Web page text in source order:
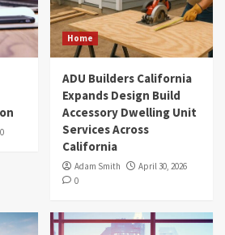
0
Home
ADU Builders California
Expands Design Build
Accessory Dwelling Unit
Services Across
California
Adam Smith
April 30, 2026
0